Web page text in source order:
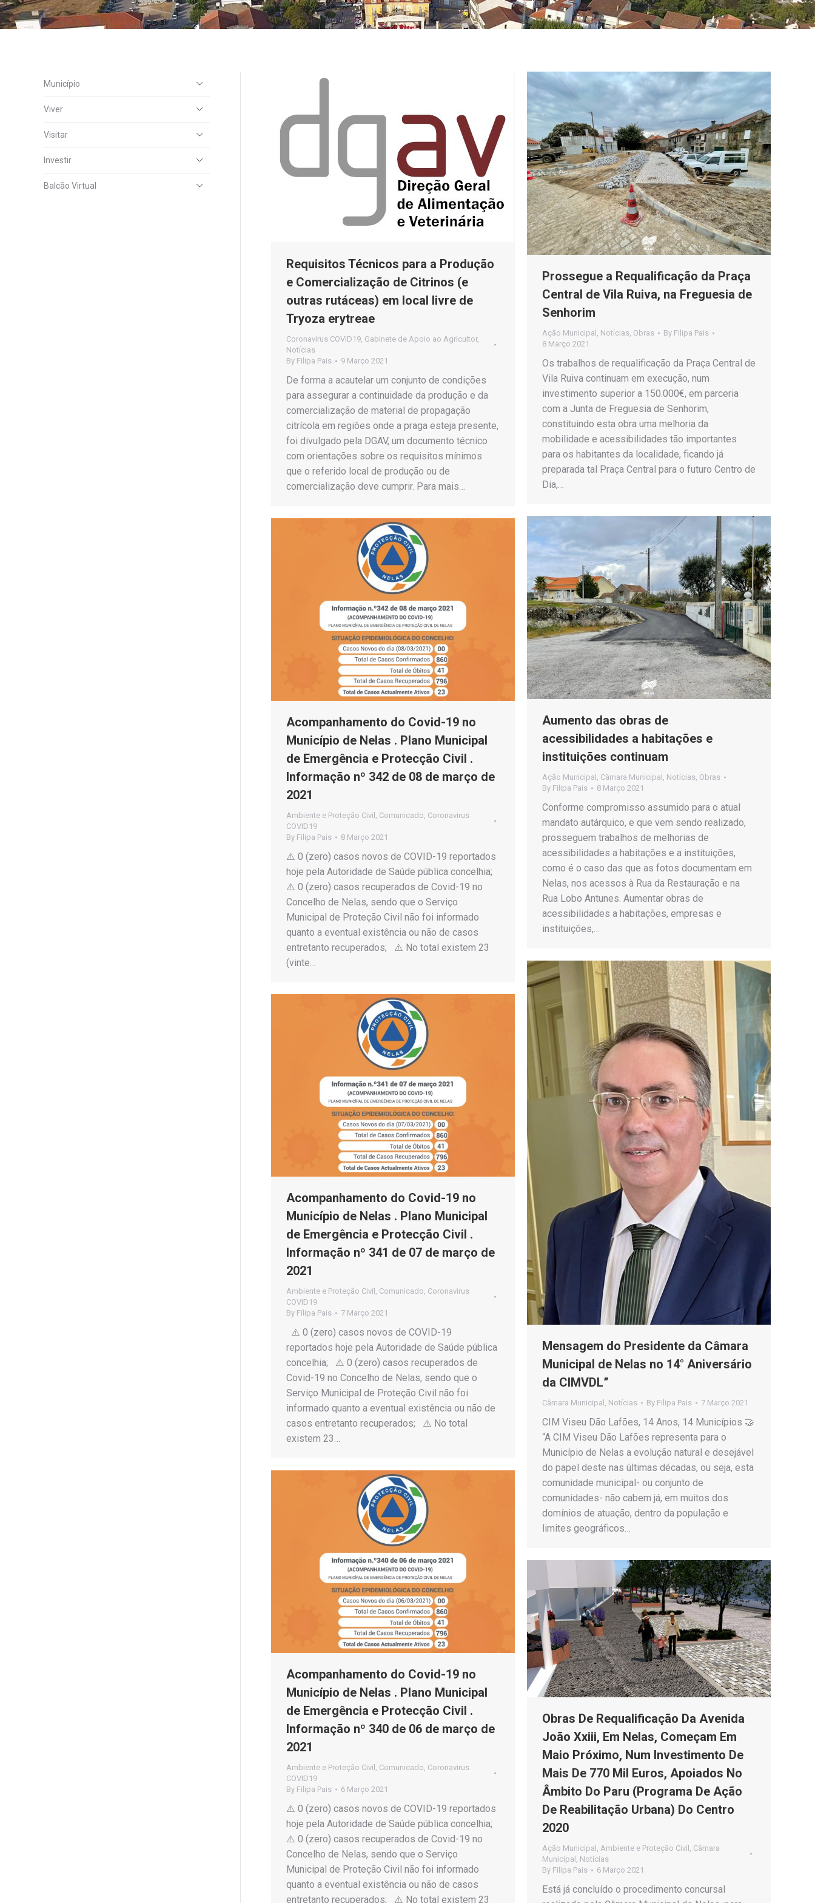
Requisitos Técnicos para a Produção
e Comercialização de Citrinos (e
outras rutáceas) em local livre de
Tryoza erytreae
Coronavirus COVID19, Gabinete de Apoio ao Agricultor,
Notícias
By Filipa Pais 9 Março 2021
De forma a acautelar um conjunto de condições
para assegurar a continuidade da produção e da
comercialização de material de propagação
citrícola em regiões onde a praga esteja presente,
foi divulgado pela DGAV, um documento técnico
com orientações sobre os requisitos mínimos
que o referido local de produção ou de
comercialização deve cumprir. Para mais…
Prossegue a Requalificação da Praça
Central de Vila Ruiva, na Freguesia de
Senhorim
Ação Municipal Notícias Obras By Filipa Pais
8 Março 2021
Os trabalhos de requalificação da Praça Central de
Vila Ruiva continuam em execução, num
investimento superior a 150.000€, em parceria
com a Junta de Freguesia de Senhorim,
constituindo esta obra uma melhoria da
mobilidade e acessibilidades tão importantes
para os habitantes da localidade, ficando já
preparada tal Praça Central para o futuro Centro de
Dia,…
Aumento das obras de
acessibilidades a habitações e
instituições continuam
Ação Municipal Câmara Municipal Notícias Obras
By Filipa Pais 8 Março 2021
Conforme compromisso assumido para o atual
mandato autárquico, e que vem sendo realizado,
prosseguem trabalhos de melhorias de
acessibilidades a habitações e a instituições,
como é o caso das que as fotos documentam em
Nelas, nos acessos à Rua da Restauração e na
Rua Lobo Antunes. Aumentar obras de
acessibilidades a habitações, empresas e
instituições,…
Acompanhamento do Covid-19 no
Município de Nelas . Plano Municipal
de Emergência e Protecção Civil .
Informação nº 342 de 08 de março de
2021
Ambiente e Proteção Civil Comunicado Coronavirus
COVID19
By Filipa Pais 8 Março 2021
⚠️ 0 (zero) casos novos de COVID-19 reportados
hoje pela Autoridade de Saúde pública concelhia;
⚠️ 0 (zero) casos recuperados de Covid-19 no
Concelho de Nelas, sendo que o Serviço
Municipal de Proteção Civil não foi informado
quanto a eventual existência ou não de casos
entretanto recuperados; ⚠️ No total existem 23
(vinte…
Mensagem do Presidente da Câmara
Municipal de Nelas no 14° Aniversário
da CIMVDL”
Câmara Municipal Notícias By Filipa Pais 7 Março 2021
CIM Viseu Dão Lafões, 14 Anos, 14 Municípios 🤝
“A CIM Viseu Dão Lafões representa para o
Município de Nelas a evolução natural e desejável
do papel deste nas últimas décadas, ou seja, esta
comunidade municipal- ou conjunto de
comunidades- não cabem já, em muitos dos
domínios de atuação, dentro da população e
limites geográficos…
Acompanhamento do Covid-19 no
Município de Nelas . Plano Municipal
de Emergência e Protecção Civil .
Informação nº 341 de 07 de março de
2021
Ambiente e Proteção Civil Comunicado Coronavirus
COVID19
By Filipa Pais 7 Março 2021
⚠️ 0 (zero) casos novos de COVID-19
reportados hoje pela Autoridade de Saúde pública
concelhia; ⚠️ 0 (zero) casos recuperados de
Covid-19 no Concelho de Nelas, sendo que o
Serviço Municipal de Proteção Civil não foi
informado quanto a eventual existência ou não de
casos entretanto recuperados; ⚠️ No total
existem 23…
Acompanhamento do Covid-19 no
Município de Nelas . Plano Municipal
de Emergência e Protecção Civil .
Informação nº 340 de 06 de março de
2021
Ambiente e Proteção Civil Comunicado Coronavirus
COVID19
By Filipa Pais 6 Março 2021
⚠️ 0 (zero) casos novos de COVID-19 reportados
hoje pela Autoridade de Saúde pública concelhia;
⚠️ 0 (zero) casos recuperados de Covid-19 no
Concelho de Nelas, sendo que o Serviço
Municipal de Proteção Civil não foi informado
quanto a eventual existência ou não de casos
entretanto recuperados; ⚠️ No total existem 23
Obras De Requalificação Da Avenida
João Xxiii, Em Nelas, Começam Em
Maio Próximo, Num Investimento De
Mais De 770 Mil Euros, Apoiados No
Âmbito Do Paru (Programa De Ação
De Reabilitação Urbana) Do Centro
2020
Ação Municipal , Ambiente e Proteção Civil , Câmara
Municipal , Notícias
By Filipa Pais 6 Março 2021
Está já concluído o procedimento concursal
Município
Viver
Visitar
Investir
Balcão Virtual